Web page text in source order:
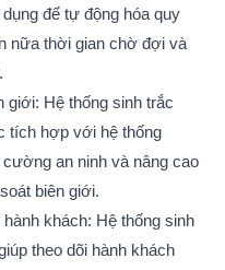
để tự động hóa quy
nữa thời gian chờ đợi và
giới: Hệ thống sinh trắc
tích hợp với hệ thống
an ninh và nâng cao
biên giới.
khách: Hệ thống sinh
theo dõi hành khách